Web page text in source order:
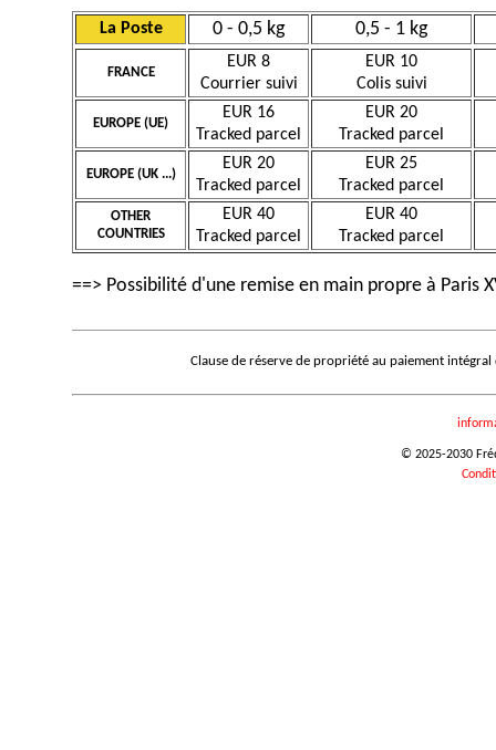
La Poste 0 - 0,5 kg 0,5 - 1 kg
FRANCE
EUR 8
Courrier suivi
EUR 10
Colis suivi
EUROPE (UE)
EUR 16
Tracked parcel
EUR 20
Tracked parcel
EUROPE (UK ...)
EUR 20
Tracked parcel
EUR 25
Tracked parcel
OTHER
COUNTRIES
EUR 40
Tracked parcel
EUR 40
Tracked parcel
==> Possibilité d'une remise en main propre à Paris
Clause de réserve de propriété au paiement
© 2025-2030